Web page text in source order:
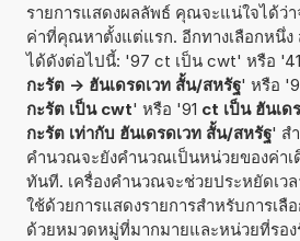
รายการแสดงผลลัพธ์ คุณจะแน่ใจได้ว่
ค่าที่คุณหาตั้งแต่แรก. อีกทางเลือกหนึ่ง
ได้ดังต่อไปนี้: '97 ct เป็น cwt' หรือ
กะรัต -> ฮันเดรดเวท สั้น/สหรัฐ' หรือ
กะรัต เป็น cwt' หรือ '91 ct เป็น ฮันเด
กะรัต เท่ากับ ฮันเดรดเวท สั้น/สหรัฐ' ส
คำนวณจะยังคำนวณเป็นหน่วยของค่าเ
ทันที. เครื่องคำนวณจะช่วยประหยัดเว
ใช้ด้วยการแสดงรายการสำหรับการเลื
ด้วยหมวดหมู่ที่มากมายและหน่วยที่รอ